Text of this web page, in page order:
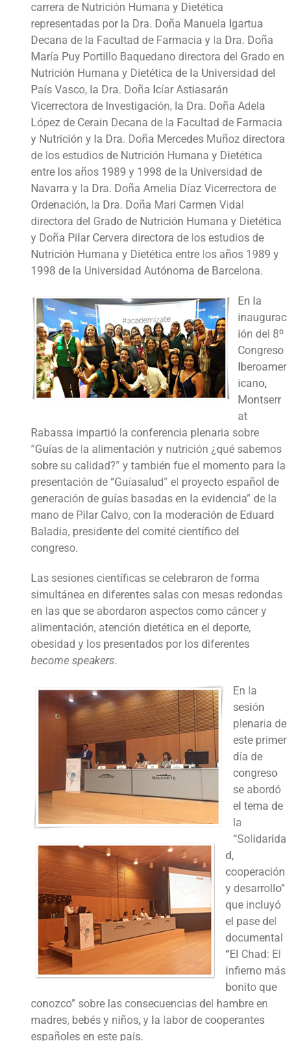
carrera de Nutrición Humana y Dietética
representadas por la Dra. Doña Manuela Igartua
Decana de la Facultad de Farmacia y la Dra. Doña
María Puy Portillo Baquedano directora del Grado en
Nutrición Humana y Dietética de la Universidad del
País Vasco, la Dra. Doña Icíar Astiasarán
Vicerrectora de Investigación, la Dra. Doña Adela
López de Cerain Decana de la Facultad de Farmacia
y Nutrición y la Dra. Doña Mercedes Muñoz directora
de los estudios de Nutrición Humana y Dietética
entre los años 1989 y 1998 de la Universidad de
Navarra y la Dra. Doña Amelia Díaz Vicerrectora de
Ordenación, la Dra. Doña Mari Carmen Vidal
directora del Grado de Nutrición Humana y Dietética
y Doña Pilar Cervera directora de los estudios de
Nutrición Humana y Dietética entre los años 1989 y
1998 de la Universidad Autónoma de Barcelona.
En la
inaugurac
ión del 8º
Congreso
Iberoamer
icano,
Montserr
at
Rabassa impartió la conferencia plenaria sobre
“Guías de la alimentación y nutrición ¿qué sabemos
sobre su calidad?” y también fue el momento para la
presentación de “Guíasalud” el proyecto español de
generación de guías basadas en la evidencia” de la
mano de Pilar Calvo, con la moderación de Eduard
Baladia, presidente del comité científico del
congreso.
Las sesiones científicas se celebraron de forma
simultánea en diferentes salas con mesas redondas
en las que se abordaron aspectos como cáncer y
alimentación, atención dietética en el deporte,
obesidad y los presentados por los diferentes
become speakers.
En la
sesión
plenaria de
este primer
día de
congreso
se abordó
el tema de
la
“Solidarida
d,
cooperación
y desarrollo”
que incluyó
el pase del
documental
“El Chad: El
infierno más
bonito que
conozco” sobre las consecuencias del hambre en
madres, bebés y niños, y la labor de cooperantes
españoles en este país.